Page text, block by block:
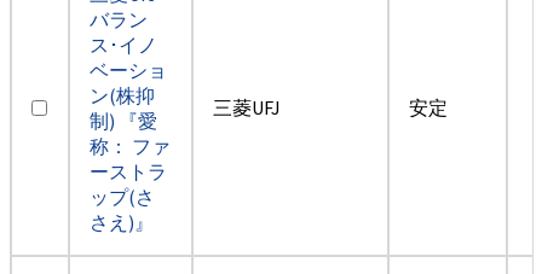
バラン
ス･イノ
ベーショ
ン(株抑
制) 『愛
称： ファ
ーストラ
ップ(さ
さえ)』
三菱UFJ 安定